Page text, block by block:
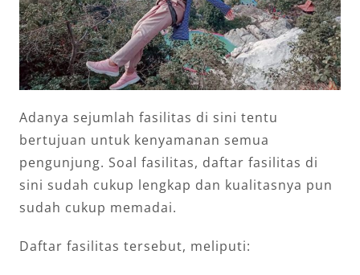
Adanya sejumlah fasilitas di sini tentu
bertujuan untuk kenyamanan semua
pengunjung. Soal fasilitas, daftar fasilitas di
sini sudah cukup lengkap dan kualitasnya pun
sudah cukup memadai.
Daftar fasilitas tersebut, meliputi: